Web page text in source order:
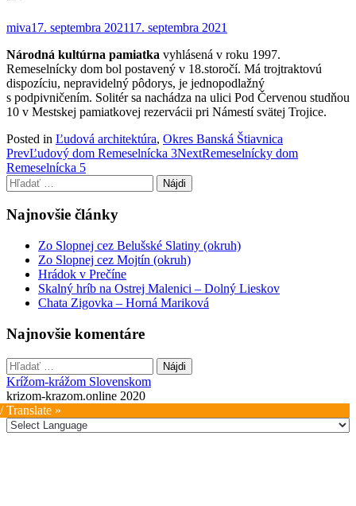
miva17. septembra 202117. septembra 2021
Národná kultúrna pamiatka vyhlásená v roku 1997.
Remeselnícky dom bol postavený v 18.storočí. Má trojtraktovú
dispozíciu, nepravidelný pôdorys, je jednopodlažný
s podpivničením. Solitér sa nachádza na ulici Pod Červenou studňou
10 v Mestskej pamiatkovej rezervácii pri Námestí svätej Trojice.
Posted in Ľudová architektúra, Okres Banská Štiavnica
Post
navigation
PrevĽudový dom Remeselnícka 3NextRemeselnícky dom
Remeselnícka 5
Hľadať:
Najnovšie články
Zo Slopnej cez Belušské Slatiny (okruh)
Zo Slopnej cez Mojtín (okruh)
Hrádok v Prečíne
Skalný hríb na Ostrej Malenici – Dolný Lieskov
Chata Zigovka – Horná Mariková
Najnovšie komentáre
Hľadať:
Krížom-krážom Slovenskom
krizom-krazom.online 2020
Translate »